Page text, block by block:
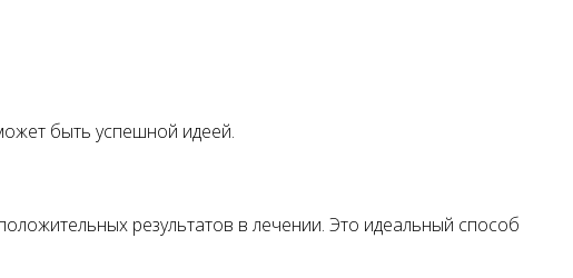
быть успешной идеей.
результатов в лечении. Это идеальный способ